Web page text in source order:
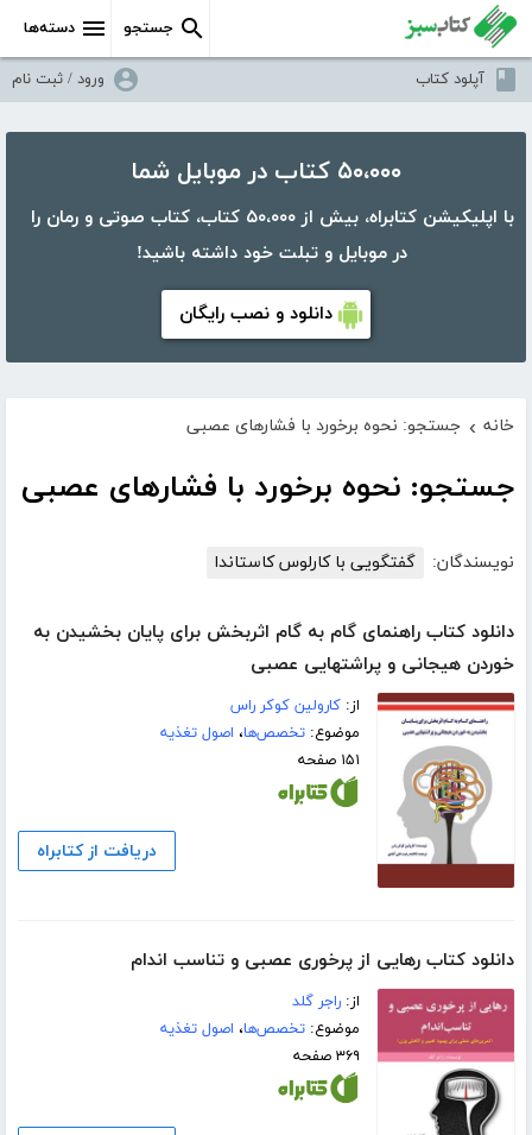
دسته‌ها جستجو
آپلود کتاب ورود / ثبت نام
۵۰،۰۰۰ کتاب در موبایل شما
با اپلیکیشن کتابراه، بیش از ۵۰،۰۰۰ کتاب، کتاب صوتی و رمان را
در موبایل و تبلت خود داشته باشید!
دانلود و نصب رایگان
خانه › جستجو: نحوه برخورد با فشارهای عصبی
جستجو: نحوه برخورد با فشارهای عصبی
نویسندگان: گفتگویی با کارلوس کاستاندا
دانلود کتاب راهنمای گام به گام اثربخش برای پایان بخشیدن به
خوردن هیجانی و پراشتهایی عصبی
از:کارولین کوکر راس
موضوع:تخصص‌ها، اصول تغذیه
۱۵۱ صفحه
دریافت از کتابراه
دانلود کتاب رهایی از پرخوری عصبی و تناسب اندام
از:راجر گلد
موضوع:تخصص‌ها، اصول تغذیه
۳۶۹ صفحه